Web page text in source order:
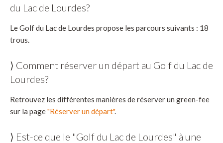
du Lac de Lourdes?
Le Golf du Lac de Lourdes propose les parcours suivants : 18
trous.
⟩ Comment réserver un départ au Golf du Lac de
Lourdes?
Retrouvez les différentes manières de réserver un green-fee
sur la page"Réserver un départ".
⟩ Est-ce que le "Golf du Lac de Lourdes" à une